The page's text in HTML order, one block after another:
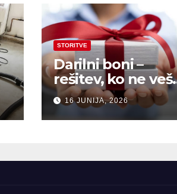
STORITVE
Darilni boni –
rešitev, ko ne veš,
kaj pokloniti
16 JUNIJA, 2026